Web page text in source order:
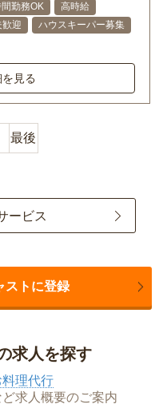
勤務OK
高時給
歓迎
ハウスキーパー募集
見る
最後
ービス
ストに登録
求人を探す
料理代行
求人概要のご案内